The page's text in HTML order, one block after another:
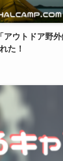
アウトドア野
た！